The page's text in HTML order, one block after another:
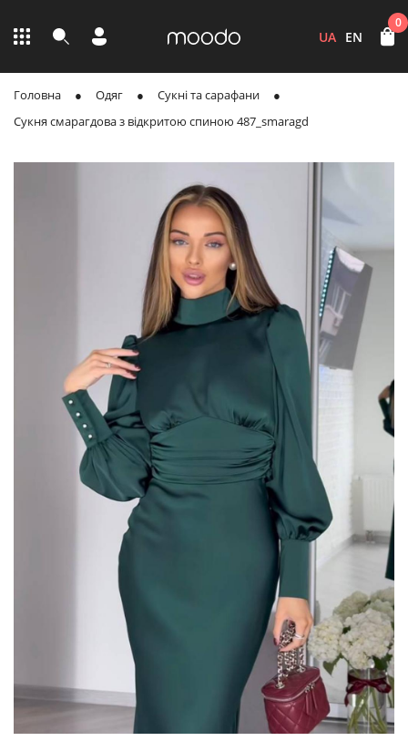
UA EN
0
Головна Одяг
Сукні та сарафани
Сукня смарагдова з відкритою спиною 487_smaragd